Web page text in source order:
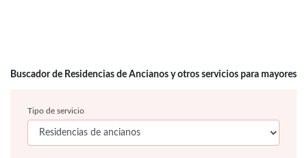
Buscador de Residencias de Ancianos y otros servicios para mayores
Tipo de servicio